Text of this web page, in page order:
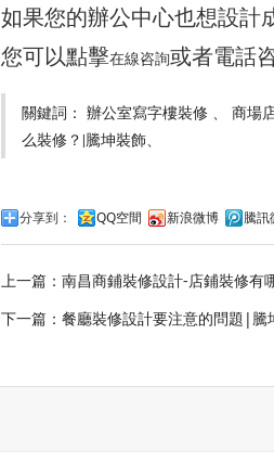
如果您的辦公中心也想設計
您可以點擊在線咨詢或者電話
關鍵詞： 辦公室寫字樓裝修、 商場
么裝修？|騰坤裝飾、
分享到： QQ空間 新浪微博 騰訊
上一篇： 南昌商鋪裝修設計-店鋪裝修有
下一篇： 餐廳裝修設計要注意的問題|騰